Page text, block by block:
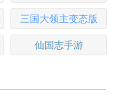
三国大领主变态版
仙国志手游